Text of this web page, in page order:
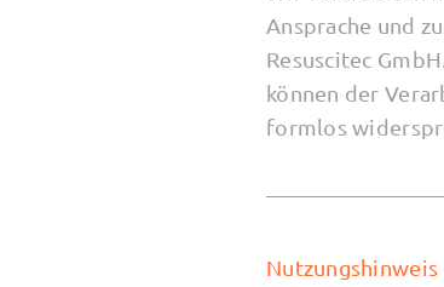
Ansprache und
Resuscitec
können der
formlos
Nutzungshinweis